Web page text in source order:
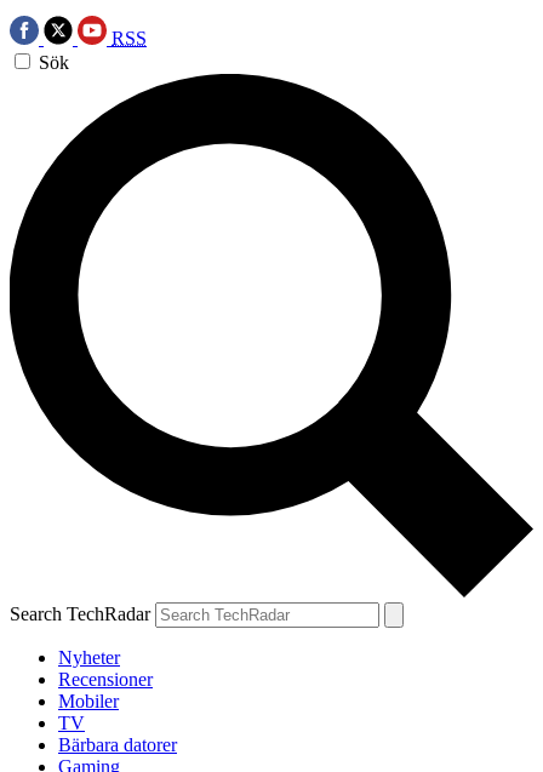
RSS
Sök
Search TechRadar
Nyheter
Recensioner
Mobiler
TV
Bärbara datorer
Gaming